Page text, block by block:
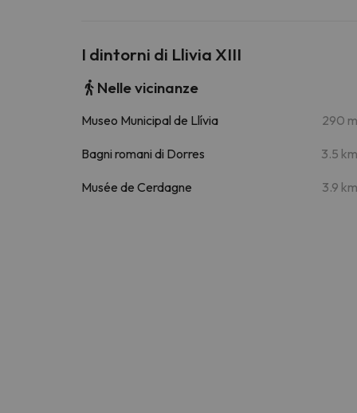
I dintorni di Llivia XIII
Nelle vicinanze
Museo Municipal de Llívia 290 m
Bagni romani di Dorres 3.5 km
Musée de Cerdagne 3.9 km